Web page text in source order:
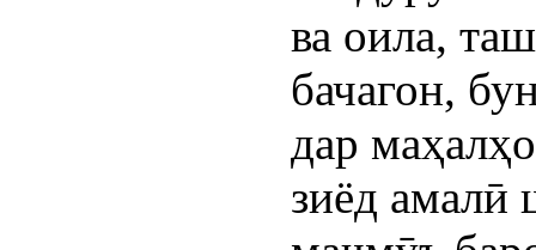
ва оила,
бачагон,
дар
зиёд амалӣ